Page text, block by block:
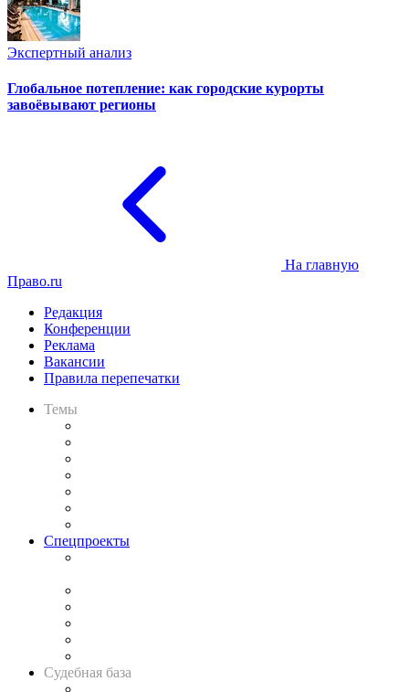
Экспертный анализ
Глобальное потепление: как городские курорты
завоёвывают регионы
На главную
Право.ru
Редакция
Конференции
Реклама
Вакансии
Правила перепечатки
Темы
Спецпроекты
Судебная база